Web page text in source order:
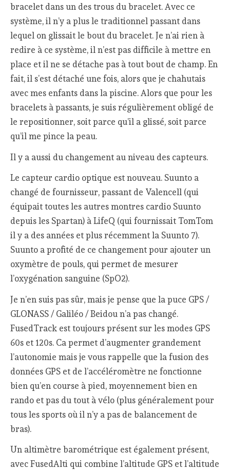
bracelet dans un des trous du bracelet. Avec ce
système, il n’y a plus le traditionnel passant dans
lequel on glissait le bout du bracelet. Je n’ai rien à
redire à ce système, il n’est pas difficile à mettre en
place et il ne se détache pas à tout bout de champ. En
fait, il s’est détaché une fois, alors que je chahutais
avec mes enfants dans la piscine. Alors que pour les
bracelets à passants, je suis régulièrement obligé de
le repositionner, soit parce qu’il a glissé, soit parce
qu’il me pince la peau.
Il y a aussi du changement au niveau des capteurs.
Le capteur cardio optique est nouveau. Suunto a
changé de fournisseur, passant de Valencell (qui
équipait toutes les autres montres cardio Suunto
depuis les Spartan) à LifeQ (qui fournissait TomTom
il y a des années et plus récemment la Suunto 7).
Suunto a profité de ce changement pour ajouter un
oxymètre de pouls, qui permet de mesurer
l’oxygénation sanguine (SpO2).
Je n’en suis pas sûr, mais je pense que la puce GPS /
GLONASS / Galiléo / Beidou n’a pas changé.
FusedTrack est toujours présent sur les modes GPS
60s et 120s. Ca permet d’augmenter grandement
l’autonomie mais je vous rappelle que la fusion des
données GPS et de l’accéléromètre ne fonctionne
bien qu’en course à pied, moyennement bien en
rando et pas du tout à vélo (plus généralement pour
tous les sports où il n’y a pas de balancement de
bras).
Un altimètre barométrique est également présent,
avec FusedAlti qui combine l’altitude GPS et l’altitude